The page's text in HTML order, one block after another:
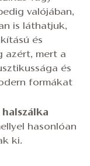
valójában,
is láthatjuk,
és
azért, mert a
és
formákat
halszálka
hasonlóan
ki.